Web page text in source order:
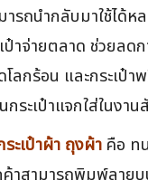
รถนำกลับมาใช้ได้ห
ป๋าจ่ายตลาด ช่วยลด
โลกร้อน และกระเป๋า
กระเป๋าแจกใส่ในงา
เป๋าผ้า ถุงผ้า คือ ท
าสามารถพิมพ์ลายบ